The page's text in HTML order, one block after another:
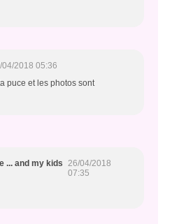
04/2018 05:36
puce et les photos sont
... and my kids 26/04/2018
07:35